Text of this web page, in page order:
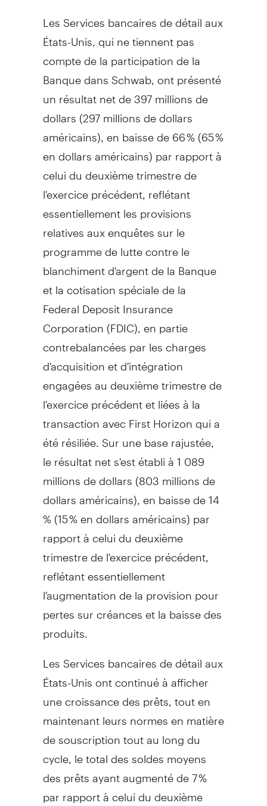
Les Services bancaires de détail aux
États-Unis, qui ne tiennent pas
compte de la participation de la
Banque dans Schwab, ont présenté
un résultat net de 397 millions de
dollars (297 millions de dollars
américains), en baisse de 66 % (65 %
en dollars américains) par rapport à
celui du deuxième trimestre de
l'exercice précédent, reflétant
essentiellement les provisions
relatives aux enquêtes sur le
programme de lutte contre le
blanchiment d'argent de la Banque
et la cotisation spéciale de la
Federal Deposit Insurance
Corporation (FDIC), en partie
contrebalancées par les charges
d'acquisition et d'intégration
engagées au deuxième trimestre de
l'exercice précédent et liées à la
transaction avec First Horizon qui a
été résiliée. Sur une base rajustée,
le résultat net s'est établi à 1 089
millions de dollars (803 millions de
dollars américains), en baisse de 14
% (15 % en dollars américains) par
rapport à celui du deuxième
trimestre de l'exercice précédent,
reflétant essentiellement
l'augmentation de la provision pour
pertes sur créances et la baisse des
produits.
Les Services bancaires de détail aux
États-Unis ont continué à afficher
une croissance des prêts, tout en
maintenant leurs normes en matière
de souscription tout au long du
cycle, le total des soldes moyens
des prêts ayant augmenté de 7 %
par rapport à celui du deuxième